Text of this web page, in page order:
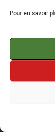
Pour en savoir